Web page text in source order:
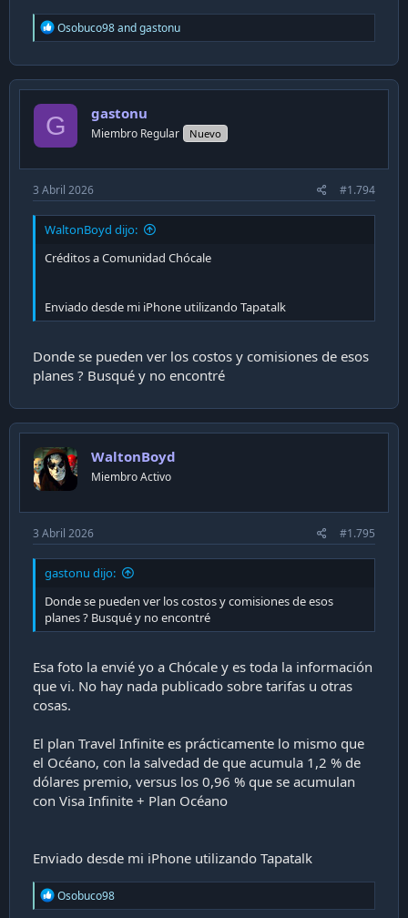
R
e
c
t
o
n
Osobuco98andgastonu
G gastonu
Miembro Regular Nuevo
3 Abril 2026 #1.794
WaltonBoyd dijo:
Créditos a Comunidad Chócale
Enviado desde mi iPhone utilizando Tapatalk
Donde se pueden ver los costos y comisiones de esos
planes ? Busqué y no encontré
WaltonBoyd
Miembro Activo
3 Abril 2026 #1.795
gastonu dijo:
Donde se pueden ver los costos y comisiones de esos
planes ? Busqué y no encontré
Esa foto la envié yo a Chócale y es toda la información
que vi. No hay nada publicado sobre tarifas u otras
cosas.
El plan Travel Infinite es prácticamente lo mismo que
el Océano, con la salvedad de que acumula 1,2 % de
dólares premio, versus los 0,96 % que se acumulan
con Visa Infinite + Plan Océano
Enviado desde mi iPhone utilizando Tapatalk
R
e
Osobuco98